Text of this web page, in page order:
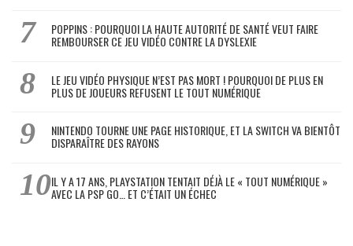
POPPINS : POURQUOI LA HAUTE AUTORITÉ DE SANTÉ VEUT FAIRE
REMBOURSER CE JEU VIDÉO CONTRE LA DYSLEXIE
LE JEU VIDÉO PHYSIQUE N’EST PAS MORT ! POURQUOI DE PLUS EN
PLUS DE JOUEURS REFUSENT LE TOUT NUMÉRIQUE
NINTENDO TOURNE UNE PAGE HISTORIQUE, ET LA SWITCH VA BIENTÔT
DISPARAÎTRE DES RAYONS
IL Y A 17 ANS, PLAYSTATION TENTAIT DÉJÀ LE « TOUT NUMÉRIQUE »
AVEC LA PSP GO… ET C’ÉTAIT UN ÉCHEC